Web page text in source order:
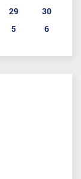
29
30
5 6